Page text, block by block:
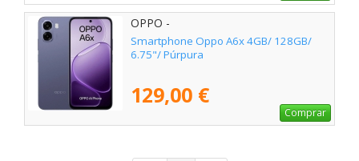
OPPO -
Smartphone Oppo A6x 4GB/ 128GB/
6.75"/ Púrpura
129,00 €
Comprar